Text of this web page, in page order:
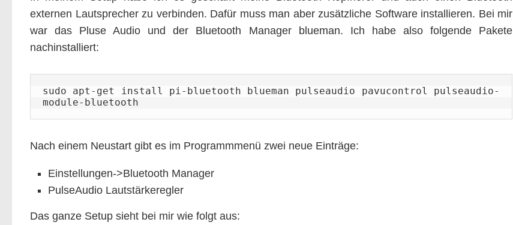
externen Lautsprecher zu verbinden. Dafür muss man aber zusätzliche Software installieren. Bei mir
war das Pluse Audio und der Bluetooth Manager blueman. Ich habe also folgende Pakete
nachinstalliert:
sudo apt-get install pi-bluetooth blueman pulseaudio pavucontrol pulseaudio-
module-bluetooth
Nach einem Neustart gibt es im Programmmenü zwei neue Einträge:
Einstellungen->Bluetooth Manager
PulseAudio Lautstärkeregler
Das ganze Setup sieht bei mir wie folgt aus: